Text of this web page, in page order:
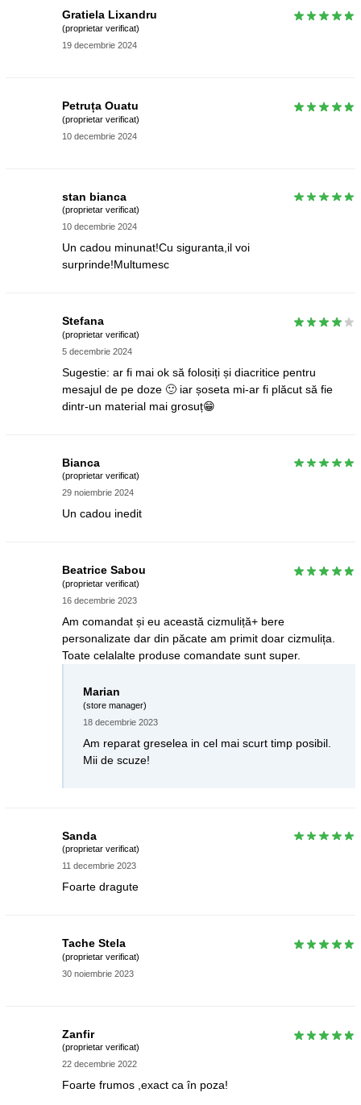
Gratiela Lixandru
(proprietar verificat)
19 decembrie 2024
Petruța Ouatu
(proprietar verificat)
10 decembrie 2024
stan bianca
(proprietar verificat)
10 decembrie 2024
Un cadou minunat!Cu siguranta,il voi
surprinde!Multumesc
Stefana
(proprietar verificat)
5 decembrie 2024
Sugestie: ar fi mai ok să folosiți și diacritice pentru
mesajul de pe doze 🙂 iar șoseta mi-ar fi plăcut să fie
dintr-un material mai grosuț😁
Bianca
(proprietar verificat)
29 noiembrie 2024
Un cadou inedit
Beatrice Sabou
(proprietar verificat)
16 decembrie 2023
Am comandat și eu această cizmuliță+ bere
personalizate dar din păcate am primit doar cizmulița.
Toate celalalte produse comandate sunt super.
Marian
(store manager)
18 decembrie 2023
Am reparat greselea in cel mai scurt timp posibil.
Mii de scuze!
Sanda
(proprietar verificat)
11 decembrie 2023
Foarte dragute
Tache Stela
(proprietar verificat)
30 noiembrie 2023
Zanfir
(proprietar verificat)
22 decembrie 2022
Foarte frumos ,exact ca în poza!